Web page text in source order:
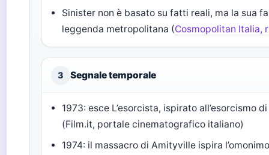
Sinister non è basato su fatti reali, ma la sua
leggenda metropolitana (Cosmopolitan Italia,
3 Segnale temporale
1973: esce L’esorcista, ispirato all’esorcismo
(Film.it, portale cinematografico italiano)
1974: il massacro di Amityville ispira